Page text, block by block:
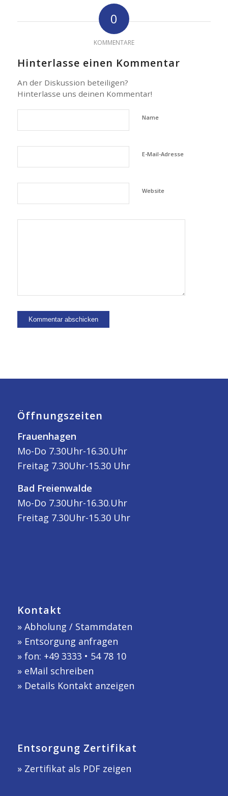
0
KOMMENTARE
Hinterlasse einen Kommentar
An der Diskussion beteiligen?
Hinterlasse uns deinen Kommentar!
Name
E-Mail-Adresse
Website
Öffnungszeiten
Frauenhagen
Mo-Do 7.30Uhr-16.30.Uhr
Freitag 7.30Uhr-15.30 Uhr
Bad Freienwalde
Mo-Do 7.30Uhr-16.30.Uhr
Freitag 7.30Uhr-15.30 Uhr
Kontakt
» Abholung / Stammdaten
» Entsorgung anfragen
» fon: +49 3333 • 54 78 10
» eMail schreiben
» Details Kontakt anzeigen
Entsorgung Zertifikat
» Zertifikat als PDF zeigen